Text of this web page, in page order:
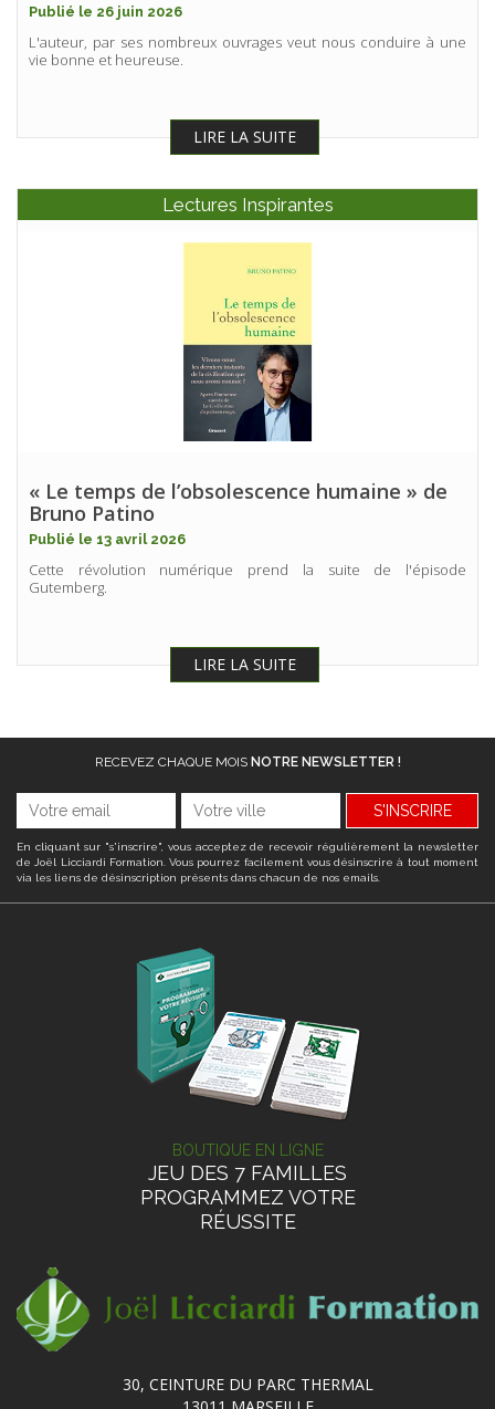
Publié le 26 juin 2026
L'auteur, par ses nombreux ouvrages veut nous conduire à une
vie bonne et heureuse.
LIRE LA SUITE
Lectures Inspirantes
« Le temps de l’obsolescence humaine » de
Bruno Patino
Publié le 13 avril 2026
Cette révolution numérique prend la suite de l'épisode
Gutemberg.
LIRE LA SUITE
RECEVEZ CHAQUE MOIS NOTRE NEWSLETTER !
S'INSCRIRE
En cliquant sur "s'inscrire", vous acceptez de recevoir régulièrement la newsletter
de Joël Licciardi Formation. Vous pourrez facilement vous désinscrire à tout moment
via les liens de désinscription présents dans chacun de nos emails.
BOUTIQUE EN LIGNE
JEU DES 7 FAMILLES
PROGRAMMEZ VOTRE
RÉUSSITE
30, CEINTURE DU PARC THERMAL